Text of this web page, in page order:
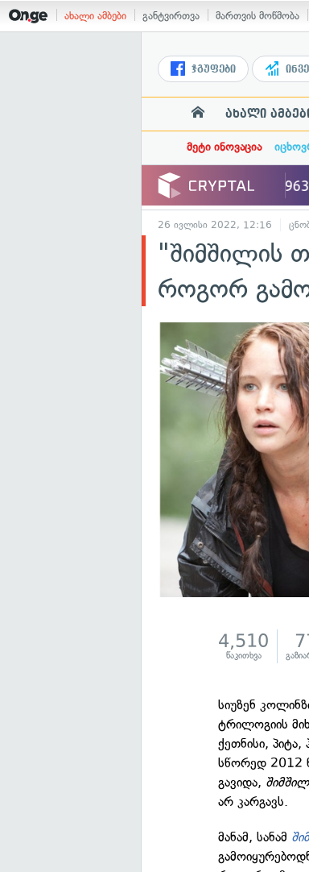
ახალი ამბები განტვირთვა მართვის მოწმობა
ჯგუფები
ახალი
მეტი ინოვაცია
26 ივლისი 2022, 12:16
"შიმშილის
როგორ
4,510
წაკითხვა
სიუზენ
ტრილოგიის
ქეთნისი, პიტა,
სწორედ 2012
გავიდა,
არ კარგავს.
მანამ, სანამ